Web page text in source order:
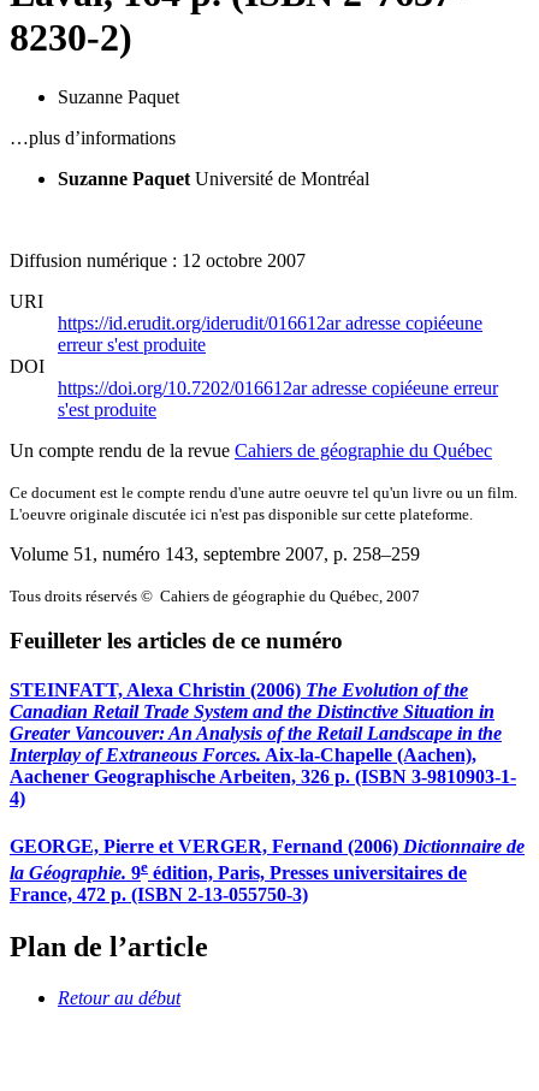
8230-2)
Suzanne Paquet
…plus d’informations
Suzanne Paquet Université de Montréal
Diffusion numérique : 12 octobre 2007
URI
https://id.erudit.org/iderudit/016612aradresse copiéeune
erreur s'est produite
DOI
https://doi.org/10.7202/016612aradresse copiéeune erreur
s'est produite
Un compte rendu de la revue Cahiers de géographie du Québec
Ce document est le compte rendu d'une autre oeuvre tel qu'un livre ou un film.
L'oeuvre originale discutée ici n'est pas disponible sur cette plateforme.
Volume 51, numéro 143, septembre 2007, p. 258–259
Tous droits réservés © Cahiers de géographie du Québec, 2007
Feuilleter les articles de ce numéro
STEINFATT, Alexa Christin (2006) The Evolution of the
Canadian Retail Trade System and the Distinctive Situation in
Greater Vancouver: An Analysis of the Retail Landscape in the
Interplay of Extraneous Forces. Aix-la-Chapelle (Aachen),
Aachener Geographische Arbeiten, 326 p. (ISBN 3-9810903-1-
4)
GEORGE, Pierre et VERGER, Fernand (2006) Dictionnaire de
la Géographie. 9e édition, Paris, Presses universitaires de
France, 472 p. (ISBN 2-13-055750-3)
Plan de l’article
Retour au début